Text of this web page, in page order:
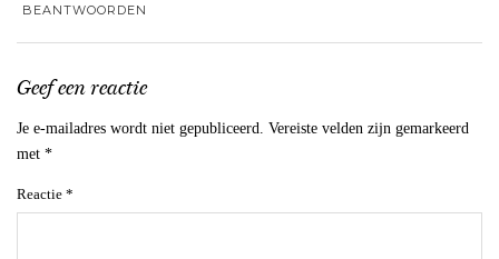
BEANTWOORDEN
Geef een reactie
Je e-mailadres wordt niet gepubliceerd. Vereiste velden zijn gemarkeerd
met *
Reactie *